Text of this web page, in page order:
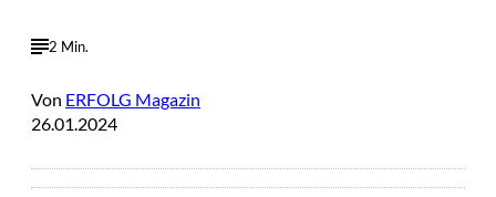
2 Min.
Von ERFOLG Magazin
26.01.2024